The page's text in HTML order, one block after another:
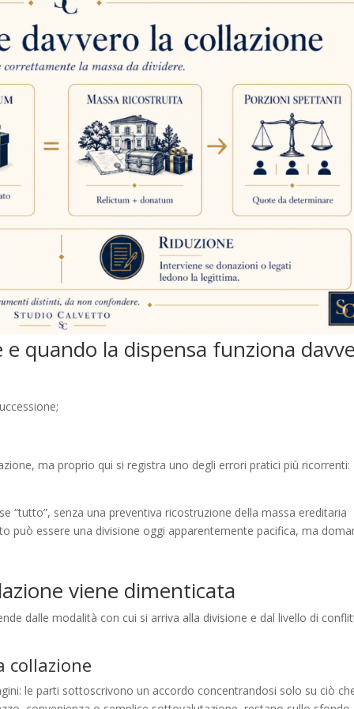
quando la dispensa funziona
ma proprio qui si registra uno degli errori pratici più ricorrenti:
“tutto”, senza una preventiva ricostruzione della massa ereditaria
essere una divisione oggi apparentemente pacifica, ma
viene dimenticata
dalle modalità con cui si arriva alla divisione e dal livello di
collazione
le parti sottoscrivono un accordo concentrandosi solo su ciò